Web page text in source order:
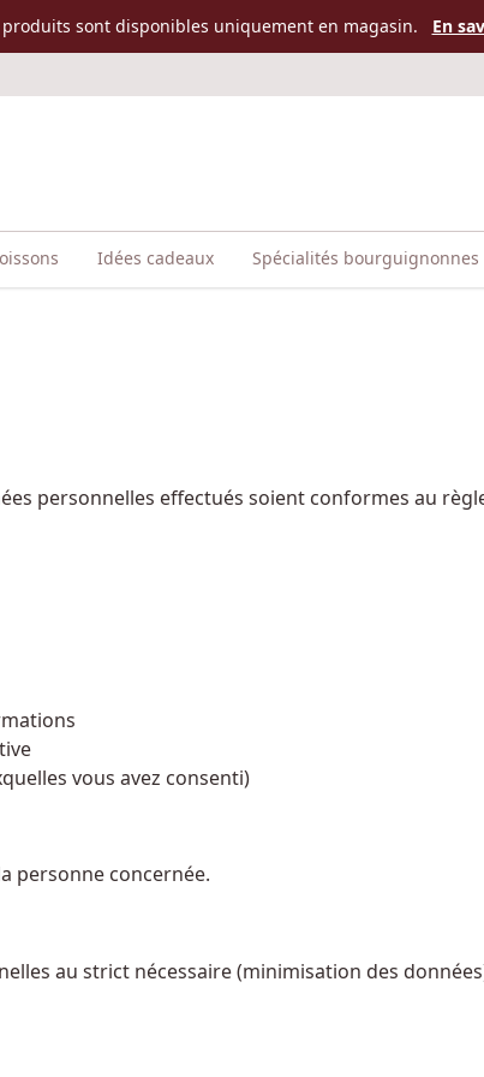
sont disponibles uniquement en magasin. En
Idées cadeaux Spécialités bourguignonnes
personnelles effectués soient conformes au
vous avez consenti)
personne concernée.
au strict nécessaire (minimisation des